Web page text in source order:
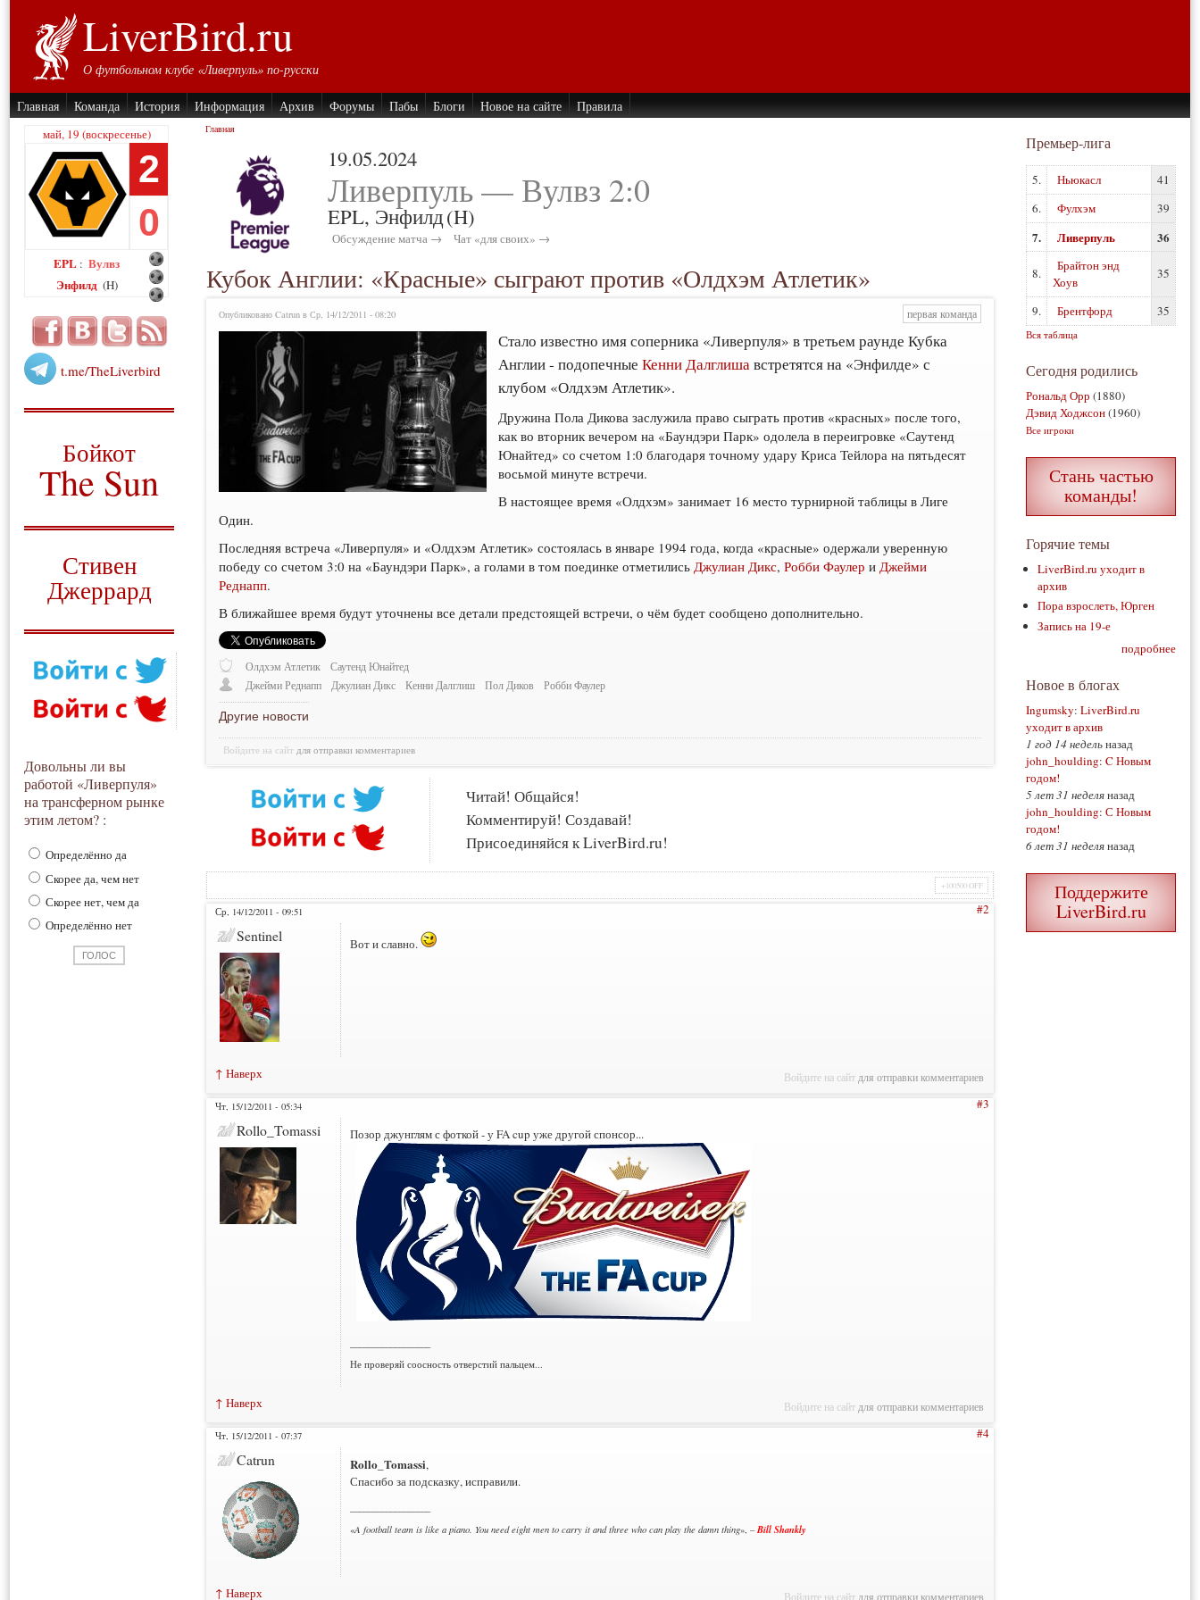
LiverBird.ru
О футбольном клубе «Ливерпуль» по-русски
Главная Команда История Информация Архив Форумы Пабы Блоги Новое на сайте Правила
май, 19 (воскресенье)
2
0
EPL : Вулвз
Энфилд (H)
t.me/TheLiverbird
Бойкот
The Sun
Стивен
Джеррард
Довольны ли вы
работой «Ливерпуля»
на трансферном рынке
этим летом? :
Определённо да
Скорее да, чем нет
Скорее нет, чем да
Определённо нет
Главная
19.05.2024
Ливерпуль — Вулвз 2:0
EPL, Энфилд(H)
Обсуждение матча → Чат «для своих» →
Кубок Англии: «Красные» сыграют против «Олдхэм Атлетик»
Опубликовано Catrun в Ср, 14/12/2011 - 08:20 первая команда
Стало известно имя соперника «Ливерпуля» в третьем раунде Кубка
Англии - подопечныеКенни Далглиша встретятся на «Энфилде» с
клубом «Олдхэм Атлетик».
Дружина Пола Дикова заслужила право сыграть против «красных» после того,
как во вторник вечером на «Баундэри Парк» одолела в переигровке «Саутенд
Юнайтед» со счетом 1:0 благодаря точному удару Криса Тейлора на пятьдесят
восьмой минуте встречи.
В настоящее время «Олдхэм» занимает 16 место турнирной таблицы в Лиге
Один.
Последняя встреча «Ливерпуля» и «Олдхэм Атлетик» состоялась в январе 1994 года, когда «красные» одержали уверенную
победу со счетом 3:0 на «Баундэри Парк», а голами в том поединке отметились Джулиан Дикс,Робби Фаулер и Джейми
Реднапп.
В ближайшее время будут уточнены все детали предстоящей встречи, о чём будет сообщено дополнительно.
Олдхэм Атлетик
Саутенд Юнайтед
Джейми Реднапп
Джулиан Дикс Кенни Далглиш Пол Диков Робби Фаулер
Другие новости
Войдите на сайт для отправки комментариев
Читай! Общайся!
Комментируй! Создавай!
Присоединяйся к LiverBird.ru!
+100500 OFF
Ср, 14/12/2011 - 09:51 #2
Sentinel Вот и славно.
↑ Наверх Войдите на сайт для отправки комментариев
Чт, 15/12/2011 - 05:34 #3
Rollo_Tomassi Позор джунглям с фоткой - у FA cup уже другой спонсор...
Не проверяй соосность отверстий пальцем...
↑ Наверх Войдите на сайт для отправки комментариев
Чт, 15/12/2011 - 07:37 #4
Catrun Rollo_Tomassi,
Спасибо за подсказку, исправили.
«A football team is like a piano. You need eight men to carry it and three who can play the damn thing», –Bill Shankly
↑ Наверх Войдите на сайт для отправки комментариев
Премьер-лига
5. Ньюкасл
41
6.
Фулхэм 39
7. Ливерпуль 36
8.
Брайтон энд
Хоув
35
9. Брентфорд 35
Вся таблица
Сегодня родились
Рональд Орр (1880)
Дэвид Ходжсон(1960)
Все игроки
Стань частью
команды!
Горячие темы
LiverBird.ru уходит в
архив
Пора взрослеть, Юрген
Запись на 19-е
подробнее
Новое в блогах
Ingumsky: LiverBird.ru
уходит в архив
1 год 14 недельназад
john_houlding: C Новым
годом!
5 лет 31 неделяназад
john_houlding: С Новым
годом!
6 лет 31 неделяназад
Поддержите
LiverBird.ru